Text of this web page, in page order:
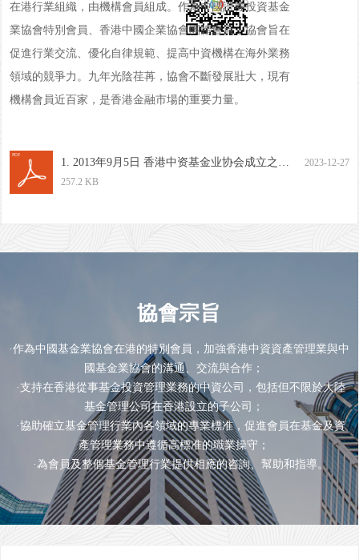
在港行業組織，由機構會員組成。作為中國證券投資基金
業協會特別會員、香港中國企業協會團體會員，協會旨在
促進行業交流、優化自律規範、提高中資機構在海外業務
領域的競爭力。九年光陰荏苒，協會不斷發展壯大，現有
機構會員近百家，是香港金融市場的重要力量。
2023-12-27
1. 2013年9月5日 香港中资基金业协会成立之新闻发布会 - 附件.pdf
257.2 KB
協會宗旨
·作為中國基金業協會在港的特別會員，加強香港中資資產管理業與中
國基金業協會的溝通、交流與合作；
·支持在香港從事基金投資管理業務的中資公司，包括但不限於大陸
基金管理公司在香港設立的子公司；
·協助確立基金管理行業內各領域的專業標准，促進會員在基金及資
產管理業務中遵循高標准的職業操守；
·為會員及整個基金管理行業提供相應的咨詢、幫助和指導。